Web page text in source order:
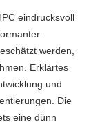
eindrucksvoll
werden,
Erklärtes
und
Die
eine dünn